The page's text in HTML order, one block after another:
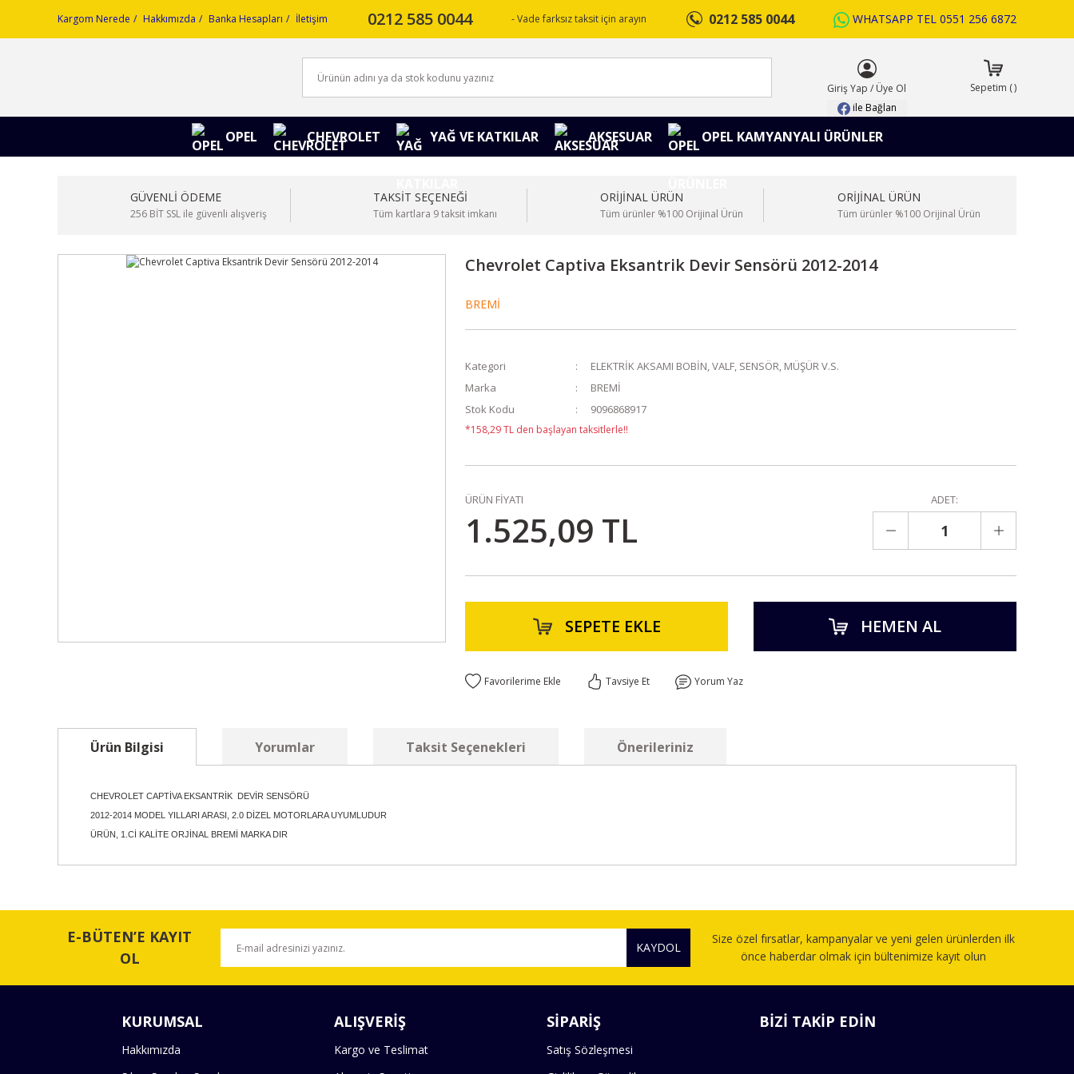
Kargom Nerede Hakkımızda Banka Hesapları İletişim 0212 585 0044 - Vade farksız taksit için arayın 0212 585 0044 WHATSAPP TEL 0551 256 6872
Giriş Yap / Üye Ol
ile Bağlan
Sepetim ()
OPEL CHEVROLET YAĞ VE KATKILAR AKSESUAR OPEL KAMYANYALI ÜRÜNLER
GÜVENLİ ÖDEME
256 BİT SSL ile güvenli alışveriş
TAKSİT SEÇENEĞİ
Tüm kartlara 9 taksit imkanı
ORİJİNAL ÜRÜN
Tüm ürünler %100 Orijinal Ürün
ORİJİNAL ÜRÜN
Tüm ürünler %100 Orijinal Ürün
Chevrolet Captiva Eksantrik Devir Sensörü 2012-2014
BREMİ
Kategori
ELEKTRİK AKSAMI BOBİN, VALF, SENSÖR, MÜŞÜR V.S.
Marka
BREMİ
Stok Kodu
9096868917
*158,29 TL den başlayan taksitlerle!!
ÜRÜN FİYATI
1.525,09 TL
ADET:
SEPETE EKLE HEMEN AL
Tavsiye Et Yorum Yaz
Ürün Bilgisi Yorumlar Taksit Seçenekleri Önerileriniz
CHEVROLET CAPTİVA EKSANTRİK DEVİR SENSÖRÜ
2012-2014 MODEL YILLARI ARASI, 2.0 DİZEL MOTORLARA UYUMLUDUR
ÜRÜN, 1.Cİ KALİTE ORJİNAL BREMİ MARKA DIR
Görüş ve önerileriniz için teşekkür ederiz.
Ürün resmi kalitesiz, bozuk veya görüntülenemiyor.
Ürün fiyatı diğer sitelerden daha pahalı.
Bu ürüne benzer farklı alternatifler olmalı.
E-BÜTEN’E KAYIT
OL
KAYDOL
Size özel fırsatlar, kampanyalar ve yeni gelen ürünlerden ilk
önce haberdar olmak için bültenimize kayıt olun
KURUMSAL
Hakkımızda
ALIŞVERİŞ
Kargo ve Teslimat
SİPARİŞ
Satış Sözleşmesi
BİZİ TAKİP EDİN